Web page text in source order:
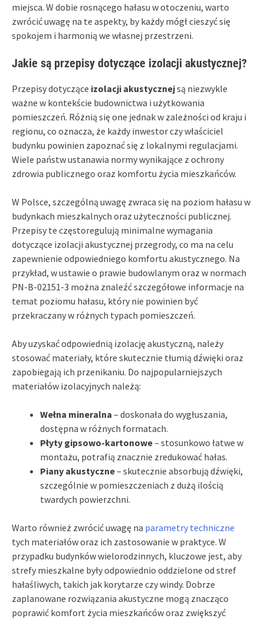
miejsca. W dobie rosnącego hałasu w otoczeniu, warto
zwrócić uwagę na te aspekty, by każdy mógł cieszyć się
spokojem i harmonią we własnej przestrzeni.
Jakie są przepisy dotyczące izolacji akustycznej?
Przepisy dotyczące izolacji akustycznejsą niezwykle
ważne w kontekście budownictwa i użytkowania
pomieszczeń. Różnią się one jednak w zależności od kraju i
regionu, co oznacza, że każdy inwestor czy właściciel
budynku powinien zapoznać się z lokalnymi regulacjami.
Wiele państw ustanawia normy wynikające z ochrony
zdrowia publicznego oraz komfortu życia mieszkańców.
W Polsce, szczególną uwagę zwraca się na poziom hałasu w
budynkach mieszkalnych oraz użyteczności publicznej.
Przepisy te częstoregulują minimalne wymagania
dotyczące izolacji akustycznej przegrody, co ma na celu
zapewnienie odpowiedniego komfortu akustycznego. Na
przykład, w ustawie o prawie budowlanym oraz w normach
PN-B-02151-3 można znaleźć szczegółowe informacje na
temat poziomu hałasu, który nie powinien być
przekraczany w różnych typach pomieszczeń.
Aby uzyskać odpowiednią izolację akustyczną, należy
stosować materiały, które skutecznie tłumią dźwięki oraz
zapobiegają ich przenikaniu. Do najpopularniejszych
materiałów izolacyjnych należą:
Wełna mineralna – doskonała do wygłuszania,
dostępna w różnych formatach.
Płyty gipsowo-kartonowe– stosunkowo łatwe w
montażu, potrafią znacznie zredukować hałas.
Piany akustyczne– skutecznie absorbują dźwięki,
szczególnie w pomieszczeniach z dużą ilością
twardych powierzchni.
Warto również zwrócić uwagę na parametry techniczne
tych materiałów oraz ich zastosowanie w praktyce. W
przypadku budynków wielorodzinnych, kluczowe jest, aby
strefy mieszkalne były odpowiednio oddzielone od stref
hałaśliwych, takich jak korytarze czy windy. Dobrze
zaplanowane rozwiązania akustyczne mogą znacząco
poprawić komfort życia mieszkańców oraz zwiększyć